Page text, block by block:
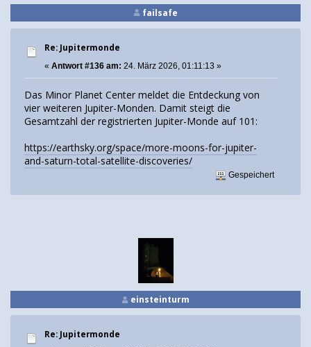
failsafe
Re: Jupitermonde
« Antwort #136 am: 24. März 2026, 01:11:13 »
Das Minor Planet Center meldet die Entdeckung von
vier weiteren Jupiter-Monden. Damit steigt die
Gesamtzahl der registrierten Jupiter-Monde auf 101:
https://earthsky.org/space/more-moons-for-jupiter-
and-saturn-total-satellite-discoveries/
Gespeichert
einsteinturm
Re: Jupitermonde